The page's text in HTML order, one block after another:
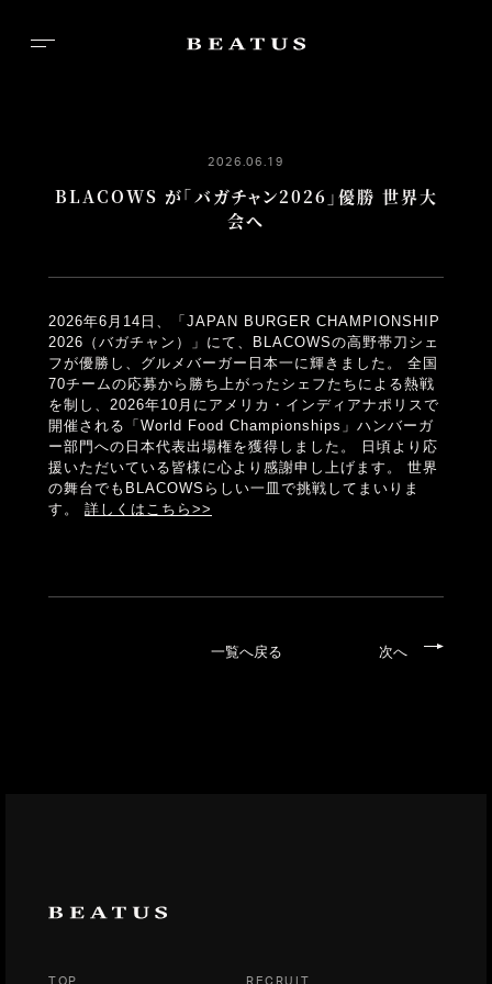
GALLERY
RECRUIT
NEWS
CONTACT
ONLINE STORE
2026.06.19
BLACOWS が「バガチャン2026」優勝 世界大
会へ
2026年6月14日、「JAPAN BURGER CHAMPIONSHIP
2026（バガチャン）」にて、BLACOWSの高野帯刀シェ
フが優勝し、グルメバーガー日本一に輝きました。
全国
70チームの応募から勝ち上がったシェフたちによる熱戦
を制し、2026年10月にアメリカ・インディアナポリスで
開催される「World Food Championships」ハンバーガ
ー部門への日本代表出場権を獲得しました。
日頃より応
援いただいている皆様に心より感謝申し上げます。
世界
の舞台でもBLACOWSらしい一皿で挑戦してまいりま
す。
詳しくはこちら>>
一覧へ戻る 次へ
TOP RECRUIT